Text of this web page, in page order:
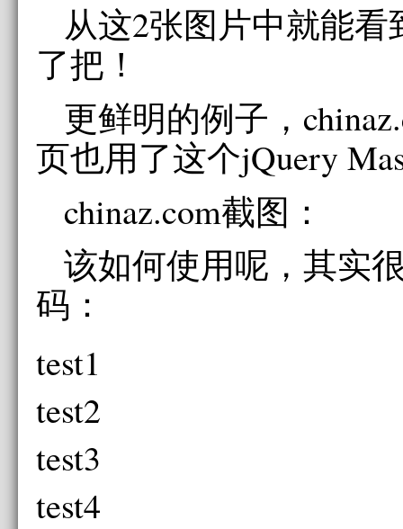
从这2张图片中就能
了把！
更鲜明的例子，
页也用了这个jQuery
chinaz.com截图：
该如何使用呢，其实
码：
test1
test2
test3
test4